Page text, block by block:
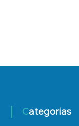
Categorias